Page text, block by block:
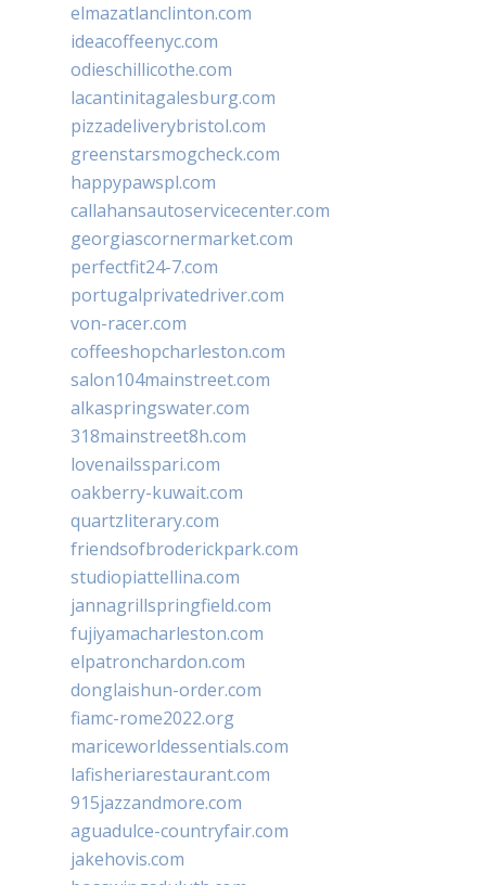
elmazatlanclinton.com
ideacoffeenyc.com
odieschillicothe.com
lacantinitagalesburg.com
pizzadeliverybristol.com
greenstarsmogcheck.com
happypawspl.com
callahansautoservicecenter.com
georgiascornermarket.com
perfectfit24-7.com
portugalprivatedriver.com
von-racer.com
coffeeshopcharleston.com
salon104mainstreet.com
alkaspringswater.com
318mainstreet8h.com
lovenailsspari.com
oakberry-kuwait.com
quartzliterary.com
friendsofbroderickpark.com
studiopiattellina.com
jannagrillspringfield.com
fujiyamacharleston.com
elpatronchardon.com
donglaishun-order.com
fiamc-rome2022.org
mariceworldessentials.com
lafisheriarestaurant.com
915jazzandmore.com
aguadulce-countryfair.com
jakehovis.com